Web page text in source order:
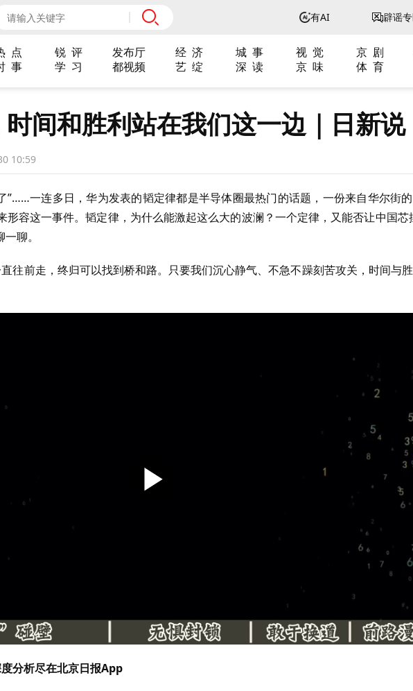
有AI 辟谣
点 锐 评 发布厅 经 济 城 事 视 觉 京 剧
事
学 习 都视频 艺 绽 深 读 京 味 体 育
间和胜利站在我们这一边｜日新说
10:59
”……一连多日，华为发表的韬定律都是半导体圈最热门的话题，一份来自华尔街
形容这一事件。韬定律，为什么能激起这么大的波澜？一个定律，又能否让中国芯
聊。
往前走，终归可以找到桥和路。只要我们沉心静气、不急不躁刻苦攻关，时间与
分析尽在北京日报App